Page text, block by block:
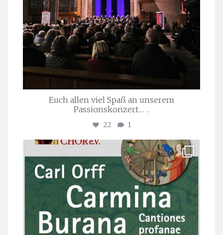
Euch allen viel Spaß an unserem
Passionskonzert… ...
22 1
stuttgarter_oratorienchor
Juli 22